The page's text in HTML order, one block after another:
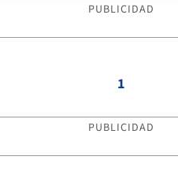
PUBLICIDAD
1
PUBLICIDAD